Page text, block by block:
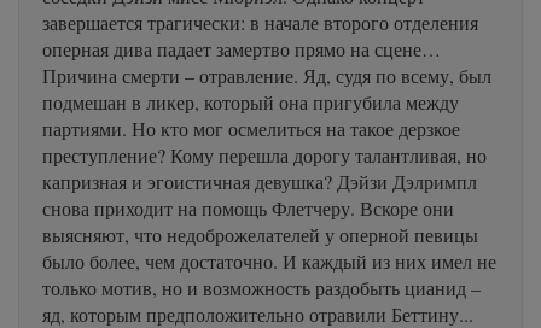
завершается трагически: в начале второго отделения
оперная дива падает замертво прямо на сцене…
Причина смерти – отравление. Яд, судя по всему, был
подмешан в ликер, который она пригубила между
партиями. Но кто мог осмелиться на такое дерзкое
преступление? Кому перешла дорогу талантливая, но
капризная и эгоистичная девушка? Дэйзи Дэлримпл
снова приходит на помощь Флетчеру. Вскоре они
выясняют, что недоброжелателей у оперной певицы
было более, чем достаточно. И каждый из них имел не
только мотив, но и возможность раздобыть цианид –
яд, которым предположительно отравили Беттину...